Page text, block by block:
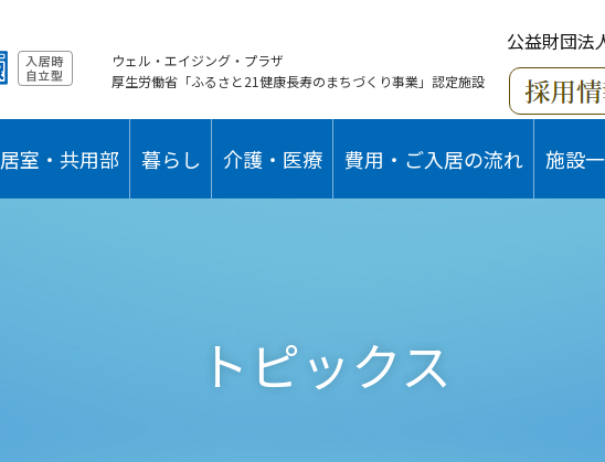
公益財団法
ウェル・エイジング・プラザ
厚生労働省「ふるさと21健康長寿のまちづくり事業」認定施設
居室・共用部 暮らし 介護・医療 費用・ご入居の流れ 施設
トピックス